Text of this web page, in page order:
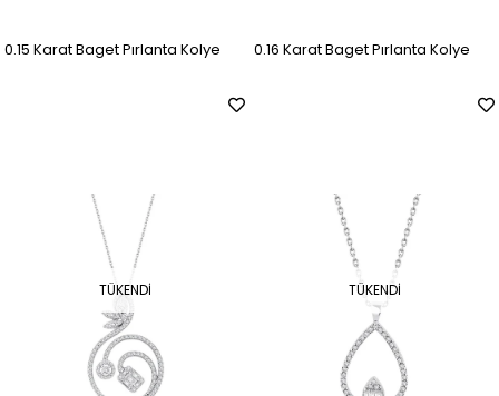
0.15 Karat Baget Pırlanta Kolye 0.16 Karat Baget Pırlanta Kolye
TÜKENDI TÜKENDI